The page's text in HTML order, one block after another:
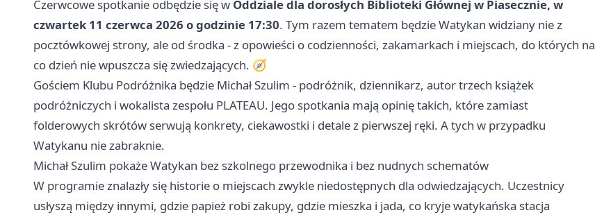
Czerwcowe spotkanie odbędzie się w Oddziale dla dorosłych Biblioteki Głównej w Piasecznie, w
czwartek 11 czerwca 2026 o godzinie 17:30. Tym razem tematem będzie Watykan widziany nie z
pocztówkowej strony, ale od środka - z opowieści o codzienności, zakamarkach i miejscach, do których na
co dzień nie wpuszcza się zwiedzających. 🧭
Gościem Klubu Podróżnika będzie Michał Szulim - podróżnik, dziennikarz, autor trzech książek
podróżniczych i wokalista zespołu PLATEAU. Jego spotkania mają opinię takich, które zamiast
folderowych skrótów serwują konkrety, ciekawostki i detale z pierwszej ręki. A tych w przypadku
Watykanu nie zabraknie.
Michał Szulim pokaże Watykan bez szkolnego przewodnika i bez nudnych schematów
W programie znalazły się historie o miejscach zwykle niedostępnych dla odwiedzających. Uczestnicy
usłyszą między innymi, gdzie papież robi zakupy, gdzie mieszka i jada, co kryje watykańska stacja